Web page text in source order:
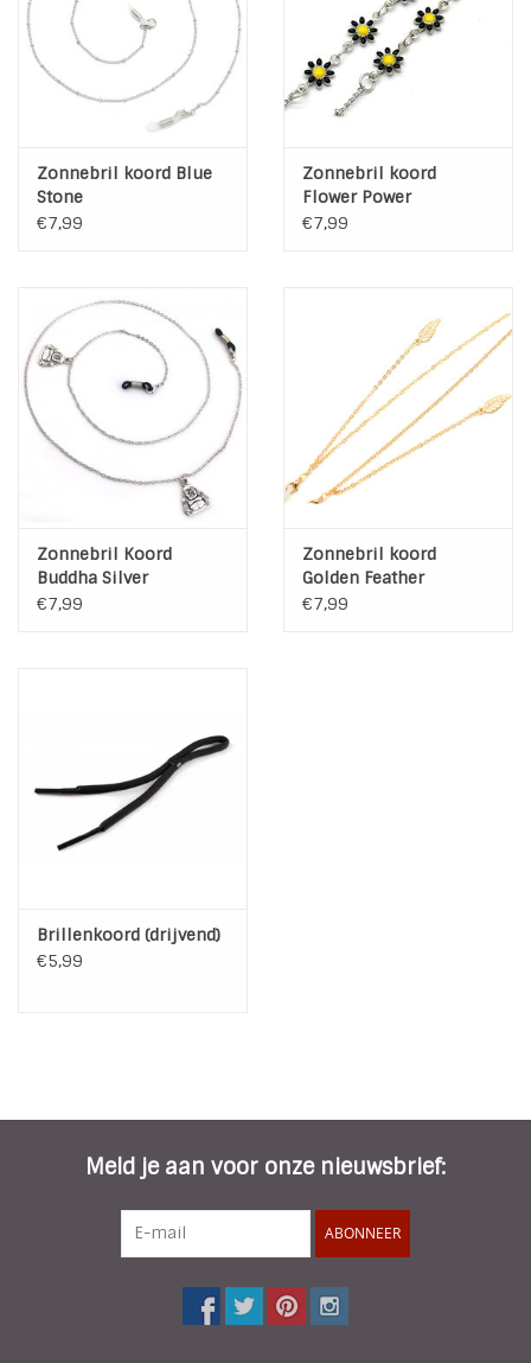
Zonnebril koord Blue
Stone
€7,99
Zonnebril koord
Flower Power
€7,99
Zonnebril Koord
Buddha Silver
€7,99
Zonnebril koord
Golden Feather
€7,99
Brillenkoord (drijvend)
€5,99
Meld je aan voor onze nieuwsbrief:
ABONNEER